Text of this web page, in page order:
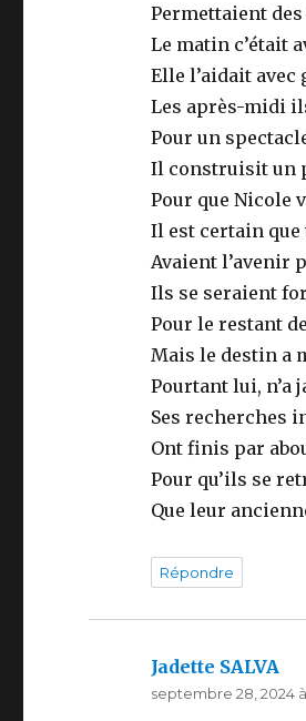
Permettaient
Le matin c’était
Elle l’aidait avec
Les après-midi
Pour un
Il construisit un
Pour que Nicole
Il est certain que
Avaient l’avenir
Ils se seraient
Pour le restant
Mais le destin a
Pourtant lui, n’a
Ses recherches
Ont finis par
Pour qu’ils se
Que leur
Répondre
Jadette SALVA
septembre 28, 2024 à